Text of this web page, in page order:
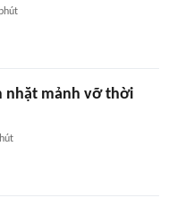
nhặt mảnh vỡ thời